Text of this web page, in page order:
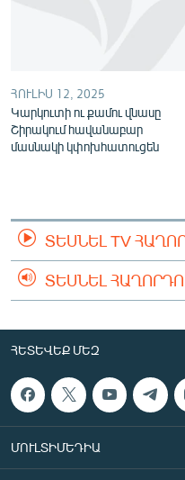
ՀՈՒԼԻՍ 12, 2025
Կարկուտի ու քամու վնասը
Շիրակում հավանաբար
մասնակի կփոխհատուցեն
ՏԵՍՆԵԼ TV
ՏԵՍՆԵԼ
ՀԵՏԵՎԵՔ ՄԵԶ
ՄՈՒԼՏԻՄԵԴԻԱ